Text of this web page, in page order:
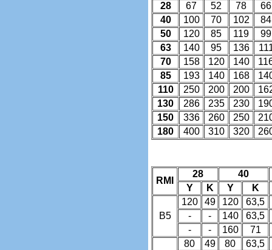
28
67 52 78
66
40
100 70 102
84
50
120 85 119
99
63
140 95 136
70
158 120 140
85
193 140 168
110
250 200 200
130
286 235 230
150
336 260 250
180
400 310 320
RMI
28
40
Y
K Y K
B5
120 49 120
63,5
-
- 140
63,5
-
- 160 71
80 49 80
63,5